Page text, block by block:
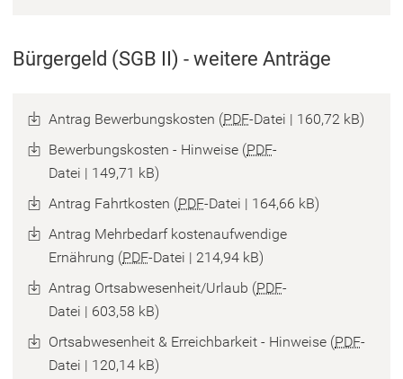
Bürgergeld (SGB II) - weitere Anträge
Antrag Bewerbungskosten PDF-Datei
160,72 kB
Bewerbungskosten - Hinweise PDF-
Datei
149,71 kB
Antrag Fahrtkosten PDF-Datei
164,66 kB
Antrag Mehrbedarf kostenaufwendige
Ernährung PDF-Datei
214,94 kB
Antrag Ortsabwesenheit/Urlaub PDF-
Datei
603,58 kB
Ortsabwesenheit & Erreichbarkeit - Hinweise PDF-
Datei
120,14 kB